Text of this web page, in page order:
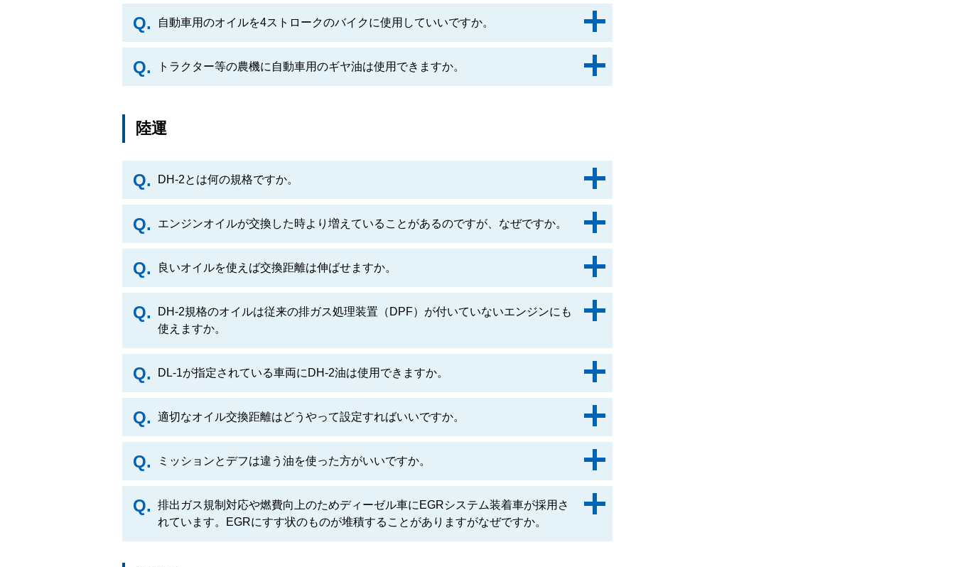
自動車用のオイルを4ストロークのバイクに使用していいですか。
トラクター等の農機に自動車用のギヤ油は使用できますか。
陸運
DH-2とは何の規格ですか。
エンジンオイルが交換した時より増えていることがあるのですが、なぜですか。
良いオイルを使えば交換距離は伸ばせますか。
DH-2規格のオイルは従来の排ガス処理装置（DPF）が付いていないエンジンにも
使えますか。
DL-1が指定されている車両にDH-2油は使用できますか。
適切なオイル交換距離はどうやって設定すればいいですか。
ミッションとデフは違う油を使った方がいいですか。
排出ガス規制対応や燃費向上のためディーゼル車にEGRシステム装着車が採用さ
れています。EGRにすす状のものが堆積することがありますがなぜですか。